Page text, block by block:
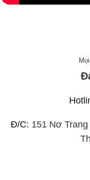
Đ/C: 151 Nơ